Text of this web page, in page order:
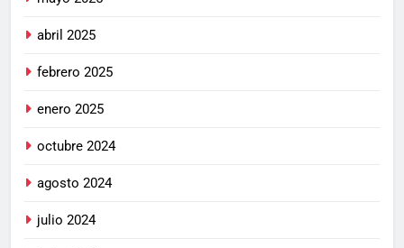
abril 2025
febrero 2025
enero 2025
octubre 2024
agosto 2024
julio 2024